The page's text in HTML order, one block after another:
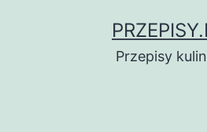
Przepisy